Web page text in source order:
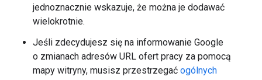
jednoznacznie wskazuje, że można je dodawać
wielokrotnie.
Jeśli zdecydujesz się na informowanie Google
o zmianach adresów URL ofert pracy za pomocą
mapy witryny, musisz przestrzegać ogólnych